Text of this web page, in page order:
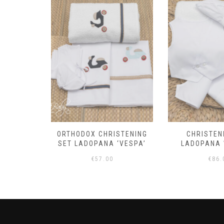
ORTHODOX CHRISTENING
SET LADOPANA ‘VESPA’
€57.00
LADOPANA
€